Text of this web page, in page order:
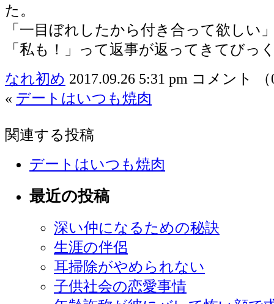
た。
「一目ぼれしたから付き合って欲しい
「私も！」って返事が返ってきてびっ
なれ初め 2017.09.26 5:31 pm コメント （
« デートはいつも焼肉
関連する投稿
デートはいつも焼肉
最近の投稿
深い仲になるための秘訣
生涯の伴侶
耳掃除がやめられない
子供社会の恋愛事情